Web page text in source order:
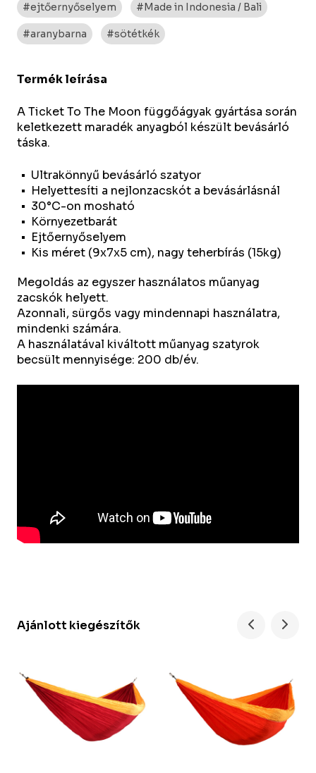
#ejtőernyőselyem #Made in Indonesia / Bali
#aranybarna #sötétkék
Termék leírása
A Ticket To The Moon függőágyak gyártása során
keletkezett maradék anyagból készült bevásárló
táska.
Ultrakönnyű bevásárló szatyor
Helyettesíti a nejlonzacskót a bevásárlásnál
30°C-on mosható
Környezetbarát
Ejtőernyőselyem
Kis méret (9x7x5 cm), nagy teherbírás (15kg)
Megoldás az egyszer használatos műanyag
zacskók helyett.
Azonnali, sürgős vagy mindennapi használatra,
mindenki számára.
A használatával kiváltott műanyag szatyrok
becsült mennyisége: 200 db/év.
Ajánlott kiegészítők